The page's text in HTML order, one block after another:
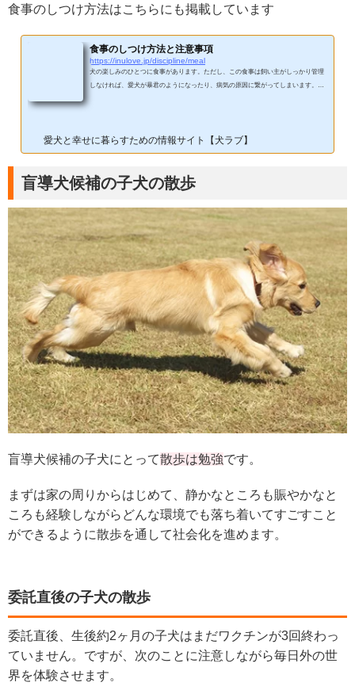
食事のしつけ方法はこちらにも掲載しています
食事のしつけ方法と注意事項
https://inulove.jp/discipline/meal
犬の楽しみのひとつに食事があります。ただし、この食事は飼い主がしっかり管理
しなければ、愛犬が暴君のようになったり、病気の原因に繋がってしまいます。さ
容にする食事の順番は犬が最後で食卓は人間と分ける飼い主が与えて食べ残しは放
置しないフードの保管場所に気をつけて開封後1か月以内...
愛犬と幸せに暮らすための情報サイト【犬ラブ】
盲導犬候補の子犬の散歩
盲導犬候補の子犬にとって散歩は勉強です。
まずは家の周りからはじめて、静かなところも賑やかなと
ころも経験しながらどんな環境でも落ち着いてすごすこと
ができるように散歩を通して社会化を進めます。
委託直後の子犬の散歩
委託直後、生後約2ヶ月の子犬はまだワクチンが3回終わっ
ていません。ですが、次のことに注意しながら毎日外の世
界を体験させます。